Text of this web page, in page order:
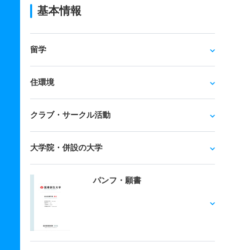
基本情報
留学
住環境
クラブ・サークル活動
大学院・併設の大学
パンフ・願書